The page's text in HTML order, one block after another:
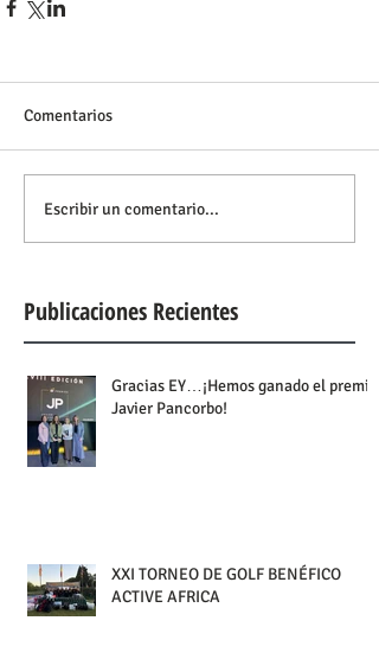
Comentarios
Escribir un comentario...
Publicaciones Recientes
Gracias EY…¡Hemos ganado el premio
Javier Pancorbo!
XXI TORNEO DE GOLF BENÉFICO
ACTIVE AFRICA